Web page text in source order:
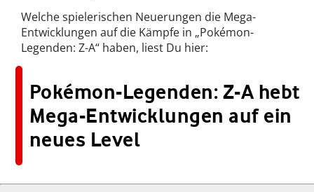
Welche spielerischen Neuerungen die Mega-
Entwicklungen auf die Kämpfe in „Pokémon-
Legenden: Z-A“ haben, liest Du hier:
Pokémon-Legenden: Z-A hebt
Mega-Entwicklungen auf ein
neues Level